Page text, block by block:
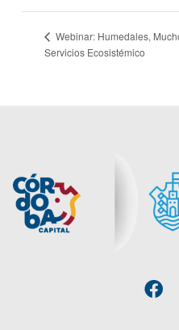
Webinar: Humedales,
Servicios Ecosistémico
F
a